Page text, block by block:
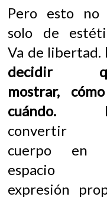
Pero esto no
solo de
Va de libertad.
decidir
mostrar,
cuándo.
convertir
cuerpo en
espacio
expresión